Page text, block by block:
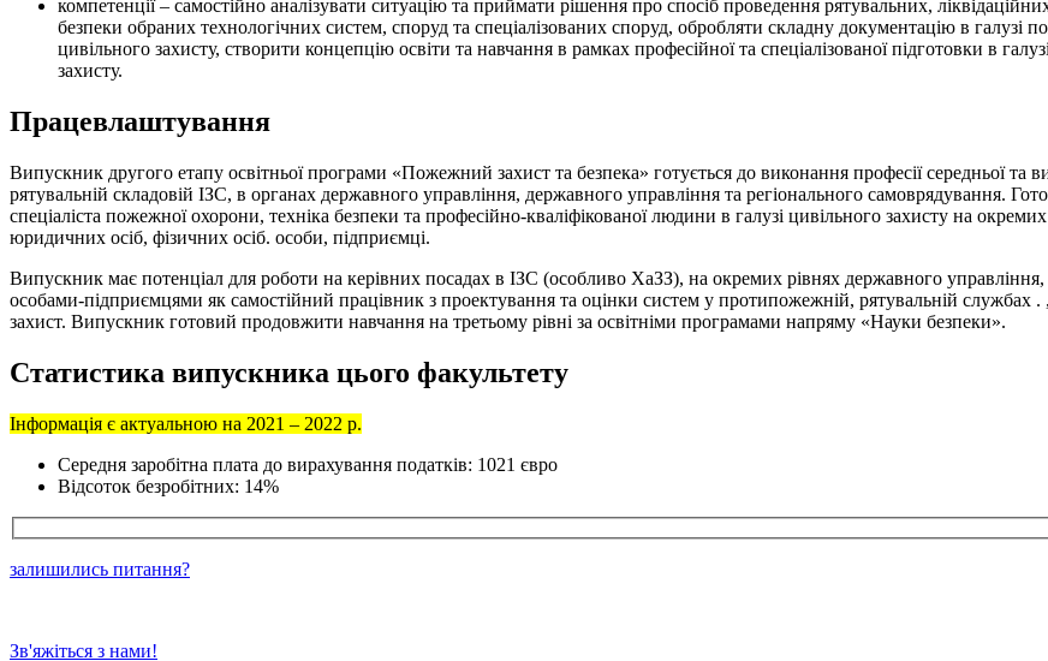
компетенції – самостійно аналізувати ситуацію та приймати рішення про спосіб проведення рятувальних,
безпеки обраних технологічних систем, споруд та спеціалізованих споруд, обробляти складну документацію в галузі
цивільного захисту, створити концепцію освіти та навчання в рамках професійної та спеціалізованої підготовки в
захисту.
Працевлаштування
Випускник другого етапу освітньої програми «Пожежний захист та безпека» готується до виконання професії середньої та
рятувальній складовій ІЗС, в органах державного управління, державного управління та регіонального самоврядування.
спеціаліста пожежної охорони, техніка безпеки та професійно-кваліфікованої людини в галузі цивільного захисту на
юридичних осіб, фізичних осіб. особи, підприємці.
Випускник має потенціал для роботи на керівних посадах в ІЗС (особливо ХаЗЗ), на окремих рівнях державного
особами-підприємцями як самостійний працівник з проектування та оцінки систем у протипожежній, рятувальній службах . ,
захист. Випускник готовий продовжити навчання на третьому рівні за освітніми програмами напряму «Науки безпеки».
Статистика випускника цього факультету
Інформація є актуальною на 2021 – 2022 р.
Середня заробітна плата до вирахування податків: 1021 євро
Відсоток безробітних: 14%
залишились питання?
Зв'яжіться з нами!